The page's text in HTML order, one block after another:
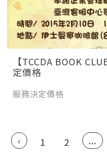
【TCCDA BOOK
定價格
服務決定價格
‹ 1 2 ...